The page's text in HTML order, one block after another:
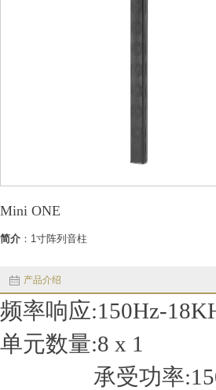
Mini ONE
简介 ：1寸阵列音柱
产品介绍
频率响应:150Hz-
单
承受功率